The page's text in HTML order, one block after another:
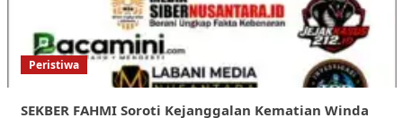
Peristiwa
SEKBER FAHMI Soroti Kejanggalan Kematian Winda